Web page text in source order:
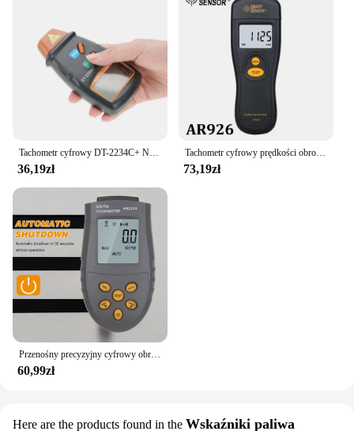
36,19zł
Tachometr cyfrowy prędkości obrotowej silnik kontaktowy miernik obrotów AR925 narzędzia obrotów bezdotykowy prędkościomierz fotoelektryczny AR926
73,19zł
60,99zł
Here are the products found in the Wskaźniki paliwa